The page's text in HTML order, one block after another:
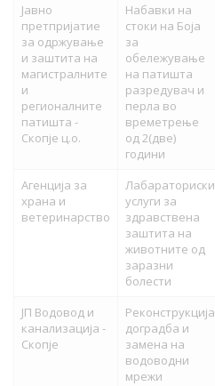
Јавно
претпријатие
за одржување
и заштита на
магистралните
и
регионалните
патишта -
Скопје ц.о.
Набавки на
стоки на Боја
за
обележување
на патишта
разредувач и
перла во
времетрење
од 2(две)
години
Агенција за
храна и
ветеринарство
Лабараториски
услуги за
здравствена
заштита на
животните од
заразни
болести
ЈП Водовод и
канализација -
Скопје
Реконструкција
доградба и
замена на
водоводни
мрежи